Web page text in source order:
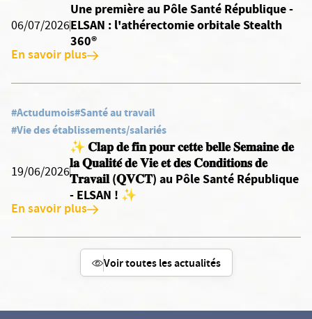
06/07/2026
Une première au Pôle Santé République -
ELSAN : l'athérectomie orbitale Stealth
360®
En savoir plus
#Actudumois#Santé au travail
#Vie des établissements/salariés
19/06/2026
✨ 𝐂𝐥𝐚𝐩 𝐝𝐞 𝐟𝐢𝐧 𝐩𝐨𝐮𝐫 𝐜𝐞𝐭𝐭𝐞 𝐛𝐞𝐥𝐥𝐞 𝐒𝐞𝐦𝐚𝐢𝐧𝐞 𝐝𝐞
𝐥𝐚 𝐐𝐮𝐚𝐥𝐢𝐭𝐞́ 𝐝𝐞 𝐕𝐢𝐞 𝐞𝐭 𝐝𝐞𝐬 𝐂𝐨𝐧𝐝𝐢𝐭𝐢𝐨𝐧𝐬 𝐝𝐞
𝐓𝐫𝐚𝐯𝐚𝐢𝐥 (𝐐𝐕𝐂𝐓) au Pôle Santé République
- ELSAN ! ✨
En savoir plus
Voir toutes les actualités